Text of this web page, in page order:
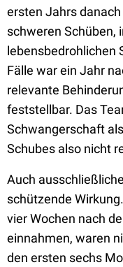
ersten Jahrs
schweren Schüben,
lebensbedrohlichen
Fälle war ein Jahr
relevante
feststellbar. Das
Schwangerschaft
Schubes also nicht
Auch
schützende
vier Wochen nach
einnahmen, waren
den ersten sechs